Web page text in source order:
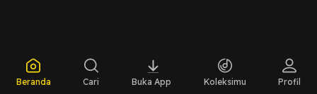
Beranda Cari Buka App Koleksimu Profil